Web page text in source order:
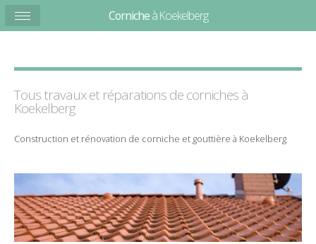
Tous travaux et réparationsdecornichesà
Koekelberg
Construction et rénovation de corniche et gouttière à Koekelberg
Cornicheà Koekelberg